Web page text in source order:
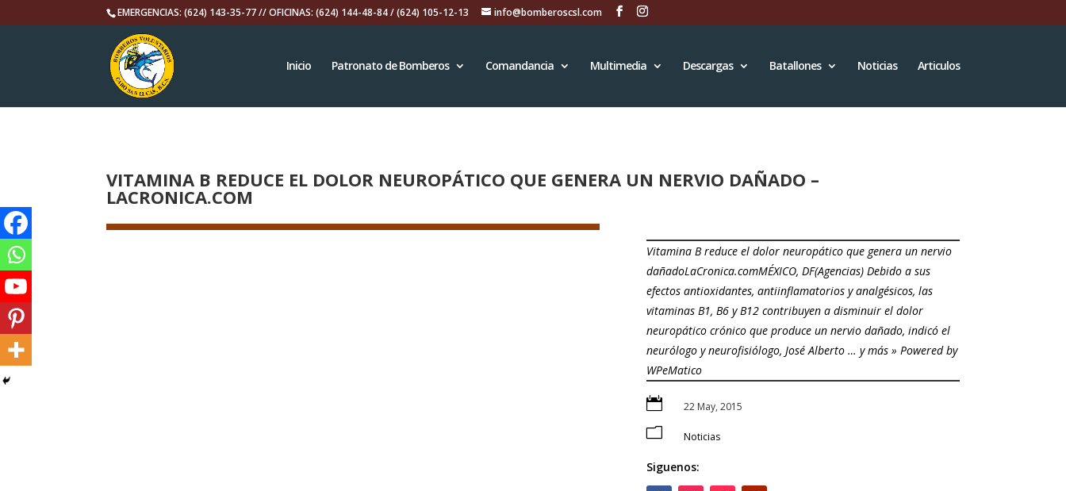
EMERGENCIAS: (624) 143-35-77 // OFICINAS: (624) 144-48-84 / (624) 105-12-13 info@bomberoscsl.com
Inicio Patronato de Bomberos Comandancia Multimedia Descargas Batallones Noticias Articulos
VITAMINA B REDUCE EL DOLOR NEUROPÁTICO QUE GENERA UN NERVIO DAÑADO –
LACRONICA.COM
Vitamina B reduce el dolor neuropático que genera un nervio
dañadoLaCronica.comMÉXICO, DF(Agencias) Debido a sus
efectos antioxidantes, antiinflamatorios y analgésicos, las
vitaminas B1, B6 y B12 contribuyen a disminuir el dolor
neuropático crónico que produce un nervio dañado, indicó el
neurólogo y neurofisiólogo, José Alberto … y más » Powered by
WPeMatico
 22 May, 2015
m Noticias
Siguenos: